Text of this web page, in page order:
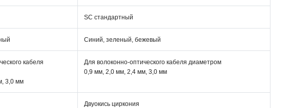
SC стандартный
Синий, зеленый, бежевый
кабеля
3,0 мм
Для волоконно-оптического кабеля диаметром
0,9 мм, 2,0 мм, 2,4 мм, 3,0 мм
Двуокись циркония